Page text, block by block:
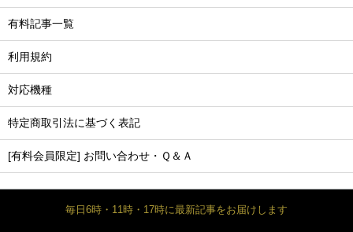
有料記事一覧
利用規約
対応機種
特定商取引法に基づく表記
[有料会員限定] お問い合わせ・Ｑ＆Ａ
毎日6時・11時・17時に最新記事をお届けします